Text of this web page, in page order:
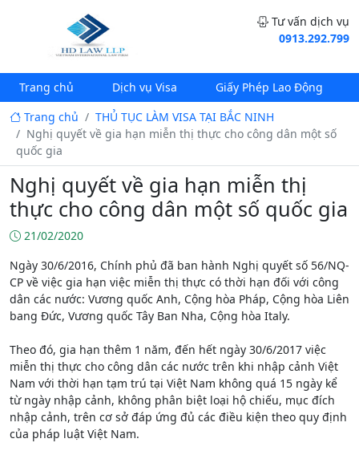
Tư vấn dịch vụ
0913.292.799
Trang chủ Dịch vụ Visa
Giấy Phép Lao Động
Trang chủ
THỦ TỤC LÀM VISA TẠI BẮC NINH
Nghị quyết về gia hạn miễn thị thực cho công dân một số
quốc gia
Nghị quyết về gia hạn miễn thị
thực cho công dân một số quốc gia
21/02/2020
Ngày 30/6/2016, Chính phủ đã ban hành Nghị quyết số 56/NQ-
CP về việc gia hạn việc miễn thị thực có thời hạn đối với công
dân các nước: Vương quốc Anh, Cộng hòa Pháp, Cộng hòa Liên
bang Đức, Vương quốc Tây Ban Nha, Cộng hòa Italy.
Theo đó, gia hạn thêm 1 năm, đến hết ngày 30/6/2017 việc
miễn thị thực cho công dân các nước trên khi nhập cảnh Việt
Nam với thời hạn tạm trú tại Việt Nam không quá 15 ngày kể
từ ngày nhập cảnh, không phân biệt loại hộ chiếu, mục đích
nhập cảnh, trên cơ sở đáp ứng đủ các điều kiện theo quy định
của pháp luật Việt Nam.